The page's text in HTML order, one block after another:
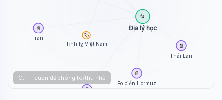
Địa lý học
📂
Thái Lan
📄
📄
Eo biển Hormuz
📄
Iran
📄
Tỉnh lỵ Việt Nam
🏷️
Ctrl + cuộn để phóng to/thu nhỏ